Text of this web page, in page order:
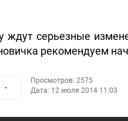
ждут серьезные
рекомендуем
-
Просмотров: 2575
Дата: 12 июля 2014 11:03